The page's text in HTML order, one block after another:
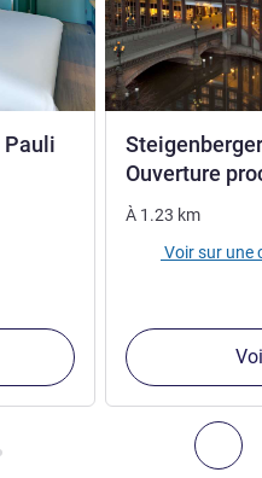
à proximité
à proximité 1 :,
Pauli
Ouverture
À 1.23 km
Voir sur une